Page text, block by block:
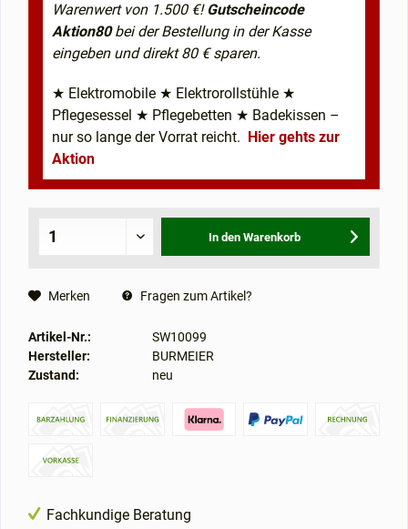
Warenwert von 1.500 €!Gutscheincode
Aktion80bei der Bestellung in der Kasse
eingeben und direkt 80 € sparen.
★ Elektromobile ★ Elektrorollstühle ★
Pflegesessel ★ Pflegebetten ★ Badekissen –
nur so lange der Vorrat reicht. Hier gehts zur
Aktion
In den Warenkorb
Merken Fragen zum Artikel?
Artikel-Nr.:
SW10099
Hersteller:
BURMEIER
Zustand:
neu
Fachkundige Beratung